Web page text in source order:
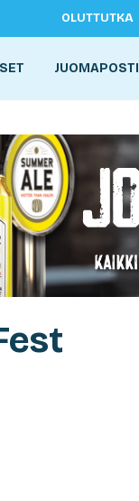
OLUTTUTKA
JUOMAPOSTI